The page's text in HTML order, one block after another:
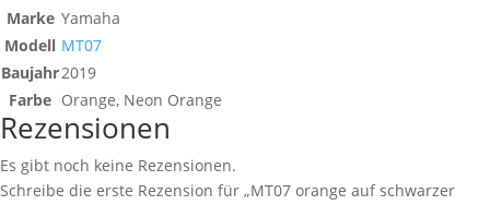
Marke Yamaha
Modell MT07
Baujahr2019
Farbe Orange, Neon Orange
Rezensionen
Es gibt noch keine Rezensionen.
Schreibe die erste Rezension für „MT07 orange auf schwarzer